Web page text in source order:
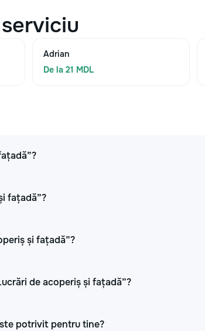
Adrian
De la 21 MDL
fațadă”?
și fațadă”?
de acoperiș și fațadă”?
potrivit pentru tine?